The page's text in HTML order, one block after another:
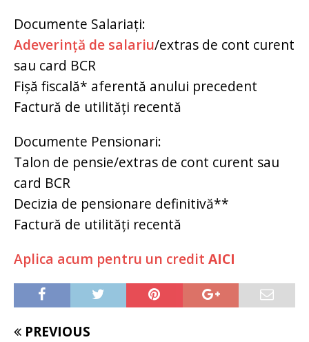
Documente Salariaţi:
Adeverinţă de salariu/extras de cont curent
sau card BCR
Fişă fiscală* aferentă anului precedent
Factură de utilităţi recentă
Documente Pensionari:
Talon de pensie/extras de cont curent sau
card BCR
Decizia de pensionare definitivă**
Factură de utilităţi recentă
Aplica acum pentru un credit AICI
PREVIOUS